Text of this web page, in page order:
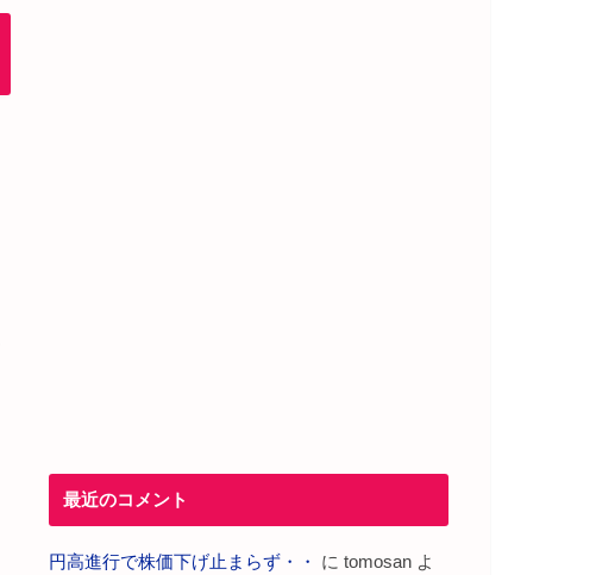
最近のコメント
円高進行で株価下げ止まらず・・ に tomosan よ